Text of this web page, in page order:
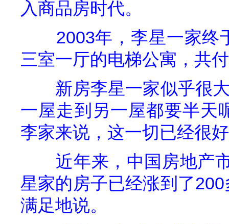
入商品房时代。
2003年，李星一家终
三室一厅的电梯公寓，共
新房李星一家似乎很
一屋走到另一屋都要半天
李家来说，这一切已经很
近年来，中国房地产
星家的房子已经涨到了200
满足地说。